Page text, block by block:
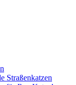
Straßenkatzen